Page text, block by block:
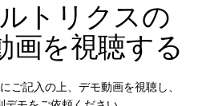
トリクスの
画を視聴する
ご記入の上、デモ動画を視聴し、